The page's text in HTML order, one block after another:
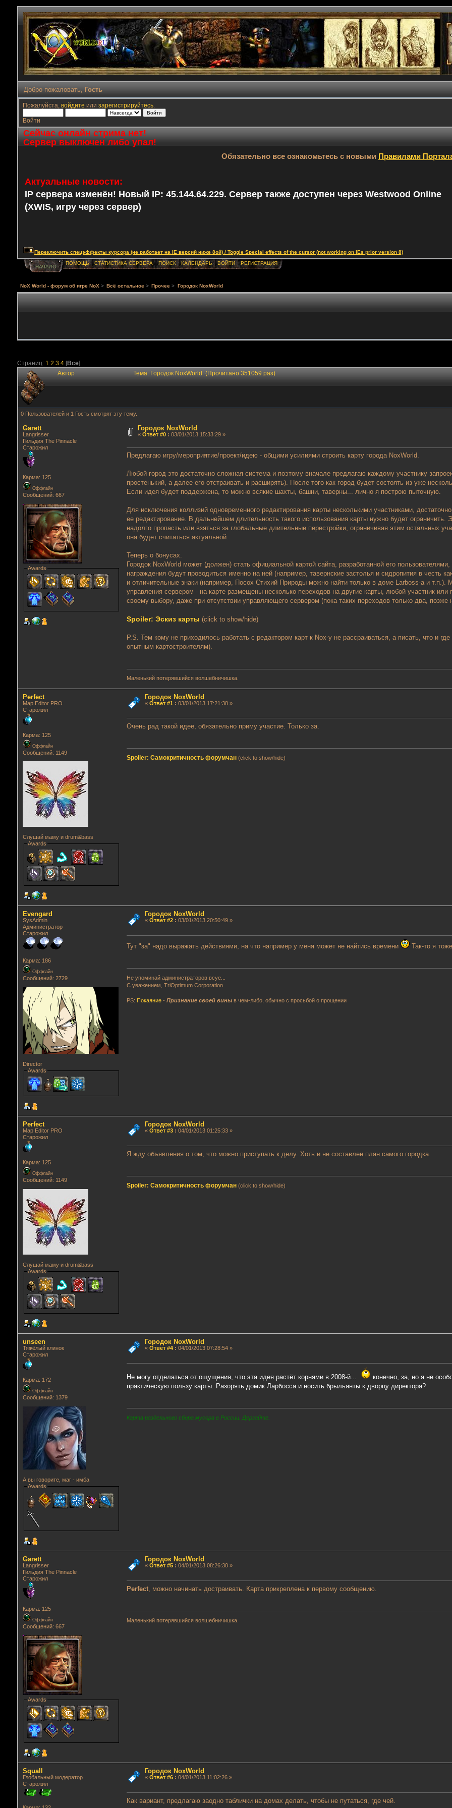
Добро пожаловать, Гость
Пожалуйста, войдите или зарегистрируйтесь.
Войти
Сейчас онлайн стрима нет!
Сервер выключен либо упал!
Обязательно все ознакомьтесь с новыми Правилами
Актуальные новости:
IP сервера изменён! Новый IP: 45.144.64.229. Сервер также доступен через Westwood Online
(XWIS, игру через сервер)
Переключить спецэффекты курсора (не работает на IE версий ниже 8ой) / Toggle Special effects of the cursor (not working on IEs prior version 8)
НАЧАЛО
ПОМОЩЬ СТАТИСТИКА СЕРВЕРА ПОИСК КАЛЕНДАРЬ ВОЙТИ РЕГИСТРАЦИЯ
NoX World - форум об игре NoX > Всё остальное > Прочее > Городок NoxWorld
Страниц: 1 2 3 4[Все]
Автор Тема: Городок NoxWorld (Прочитано 351059 раз)
0 Пользователей и 1 Гость смотрят эту тему.
Garett
Langrisser
Гильдия The Pinnacle
Старожил
Карма: 125
Оффлайн
Сообщений: 667
Awards
Городок NoxWorld
« Ответ #0: 03/01/2013 15:33:29 »
Предлагаю игру/мероприятие/проект/идею - общими усилиями строить карту города NoxWorld.
Любой город это достаточно сложная система и поэтому вначале предлагаю каждому участнику
простенький, а далее его отстраивать и расширять). После того как город будет состоять из уже
Если идея будет поддержена, то можно всякие шахты, башни, таверны... лично я построю пыточную.
Для исключения коллизий одновременного редактирования карты несколькими участниками,
ее редактирование. В дальнейшем длительность такого использования карты нужно будет
надолго пропасть или взяться за глобальные длительные перестройки, ограничивая этим остальных
она будет считаться актуальной.
Теперь о бонусах.
Городок NoxWorld может (должен) стать официальной картой сайта, разработанной его
награждения будут проводиться именно на ней (например, тавернские застолья и сидропития в честь
и отличительные знаки (например, Посох Стихий Природы можно найти только в доме Larboss-а и т.п.).
управления сервером - на карте размещены несколько переходов на другие карты, любой участник
своему выбору, даже при отсутствии управляющего сервером (пока таких переходов только два, позже
Spoiler: Эскиз карты (click to show/hide)
P.S. Тем кому не приходилось работать с редактором карт к Nox-у не рассраиваться, а писать, что и
опытным картостроителям).
Маленький потерявшийся волшебничишка.
Perfect
Map Editor PRO
Старожил
Карма: 125
Оффлайн
Сообщений: 1149
Слушай маму и drum&bass
Awards
Городок NoxWorld
« Ответ #1 : 03/01/2013 17:21:38 »
Очень рад такой идее, обязательно приму участие. Только за.
Spoiler: Самокритичность форумчан (click to show/hide)
Evengard
SysAdmin
Администратор
Старожил
Карма: 186
Оффлайн
Сообщений: 2729
Director
Awards
Городок NoxWorld
« Ответ #2: 03/01/2013 20:50:49 »
Тут "за" надо выражать действиями, на что например у меня может не найтись времени Так-то я
Не упоминай администраторов всуе...
С уважением, TriOptimum Corporation
PS: Покаяние -Признание своей вины в чем-либо, обычно с просьбой о прощении
Perfect
Map Editor PRO
Старожил
Карма: 125
Оффлайн
Сообщений: 1149
Слушай маму и drum&bass
Awards
Городок NoxWorld
« Ответ #3: 04/01/2013 01:25:33 »
Я жду объявления о том, что можно приступать к делу. Хоть и не составлен план самого городка.
Spoiler: Самокритичность форумчан (click to show/hide)
unseen
Тяжёлый клинок
Старожил
Карма: 172
Оффлайн
Сообщений: 1379
А вы говорите, маг - имба
Awards
Городок NoxWorld
« Ответ #4: 04/01/2013 07:28:54 »
Не могу отделаться от ощущения, что эта идея растёт корнями в 2008-й...
конечно, за, но я не
практическую пользу карты. Разорять домик Ларбосса и носить брыльянты к дворцу директора?
Карта раздельного сбора мусора в России. Дерзайте.
Garett
Langrisser
Гильдия The Pinnacle
Старожил
Карма: 125
Оффлайн
Сообщений: 667
Awards
Городок NoxWorld
« Ответ #5: 04/01/2013 08:26:30 »
Perfect , можно начинать достраивать. Карта прикреплена к первому сообщению.
Маленький потерявшийся волшебничишка.
Squall
Глобальный модератор
Старожил
Городок NoxWorld
« Ответ #6: 04/01/2013 11:02:26 »
Как вариант, предлагаю заодно таблички на домах делать, чтобы не путаться, где чей.